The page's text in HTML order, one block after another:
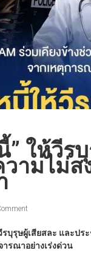
” ให้วีร
ามไม่
รบุรุษผู้เสียสละ และ
รณาอย่างเร่งด่วน